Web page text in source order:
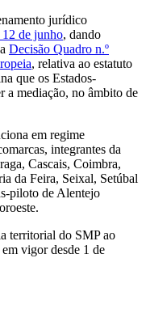
jurídico
de junho, dando
Decisão Quadro n.º
, relativa ao estatuto
que os Estados-
a mediação, no âmbito de
em regime
integrantes da
Cascais, Coimbra,
da Feira, Seixal, Setúbal
piloto de Alentejo
territorial do SMP ao
vigor desde 1 de